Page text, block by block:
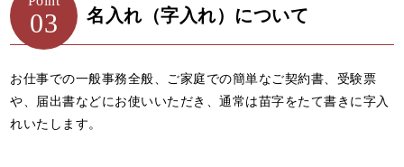
03 名入れ（字入れ）について
お仕事での一般事務全般、ご家庭での簡単なご契約書、受験票
や、届出書などにお使いいただき、通常は苗字をたて書きに字入
れいたします。